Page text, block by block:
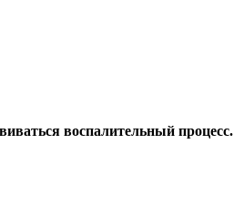
воспалительный процесс.